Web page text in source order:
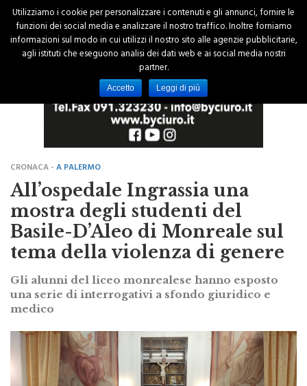
CRONACA -A PALERMO
All’ospedale Ingrassia una
mostra degli studenti del
Basile-D’Aleo di Monreale sul
tema della violenza di genere
Gli alunni del liceo monrealese hanno esposto
una serie di interrogativi a sfondo giuridico e
medico
Utilizziamo i cookie per personalizzare i contenuti e gli annunci, fornire le
funzioni dei social media e analizzare il nostro traffico. Inoltre forniamo
informazioni sul modo in cui utilizzi il nostro sito alle agenzie pubblicitarie,
agli istituti che eseguono analisi dei dati web e ai social media nostri
partner.
Accetto Leggi di più